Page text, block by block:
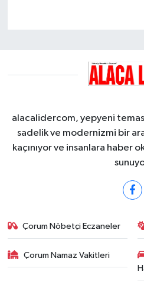
alacalidercom, yepyeni
sadelik ve modernizmi bir
kaçınıyor ve insanlara haber
Çorum Nöbetçi Eczaneler
Çorum Namaz Vakitleri